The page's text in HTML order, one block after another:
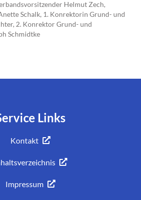
Helmut Zech,
Schalk, 1. Konrektorin Grund- und
2. Konrektor Grund- und
Schmidtke
Links
Kontakt
Impressum